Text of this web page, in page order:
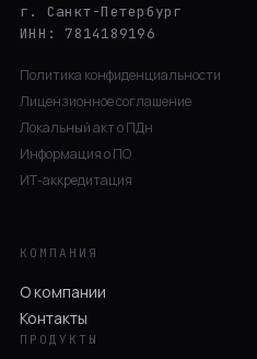
г. Санкт-Петербург
ИНН: 7814189196
Политика конфиденциальности
Лицензионное соглашение
Локальный акт о ПДн
Информация о ПО
ИТ-аккредитация
КОМПАНИЯ
О компании
Контакты
ПРОДУКТЫ